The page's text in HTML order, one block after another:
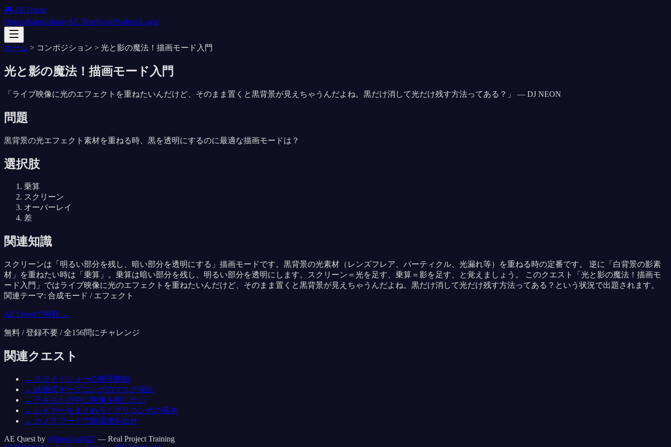
🎮 AE Quest
QuestsStatusLibraryAE NotebookProductsLogin
ホーム > コンポジション > 光と影の魔法！描画モード入門
光と影の魔法！描画モード入門
「 ライブ映像に光のエフェクトを重ねたいんだけど、そのまま置くと黒背景が見えちゃうんだよね。黒だけ消して光だけ残す方法ってある？ 」 — DJ NEON
問題
黒背景の光エフェクト素材を重ねる時、黒を透明にするのに最適な描画モードは？
選択肢
乗算
スクリーン
オーバーレイ
差
関連知識
スクリーンは「明るい部分を残し、暗い部分を透明にする」描画モードです。黒背景の光素材（レンズフレア、パーティクル、光漏れ等）を重ねる時の定番です。 逆に「白背景の影素
材」を重ねたい時は「乗算」。乗算は暗い部分を残し、明るい部分を透明にします。スクリーン＝光を足す、乗算＝影を足す、と覚えましょう。 このクエスト「光と影の魔法！描画モ
ード入門」ではライブ映像に光のエフェクトを重ねたいんだけど、そのまま置くと黒背景が見えちゃうんだよね。黒だけ消して光だけ残す方法ってある？という状況で出題されます。
関連テーマ: 合成モード / エフェクト
AE Questで挑戦 →
無料 / 登録不要 / 全156問にチャレンジ
関連クエスト
→ スライドショーの整理整頓
→ 結婚式オープニングのマスク演出
→ テキストの中に映像を映したい
→ レイヤーをまとめろ！プリコンポの基本
→ カメラワークで臨場感を出せ
AE Quest by @Inoshita0427 — Real Project Training